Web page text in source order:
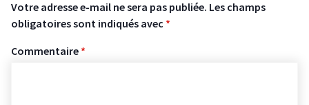
Votre adresse e-mail ne sera pas publiée. Les champs
obligatoires sont indiqués avec *
Commentaire *